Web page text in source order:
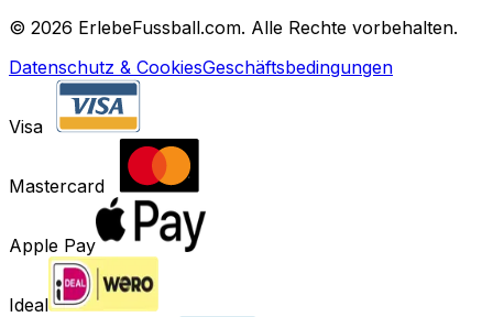
© 2026 ErlebeFussball.com. Alle Rechte vorbehalten.
Datenschutz & CookiesGeschäftsbedingungen
Visa
Mastercard
Apple Pay
Ideal